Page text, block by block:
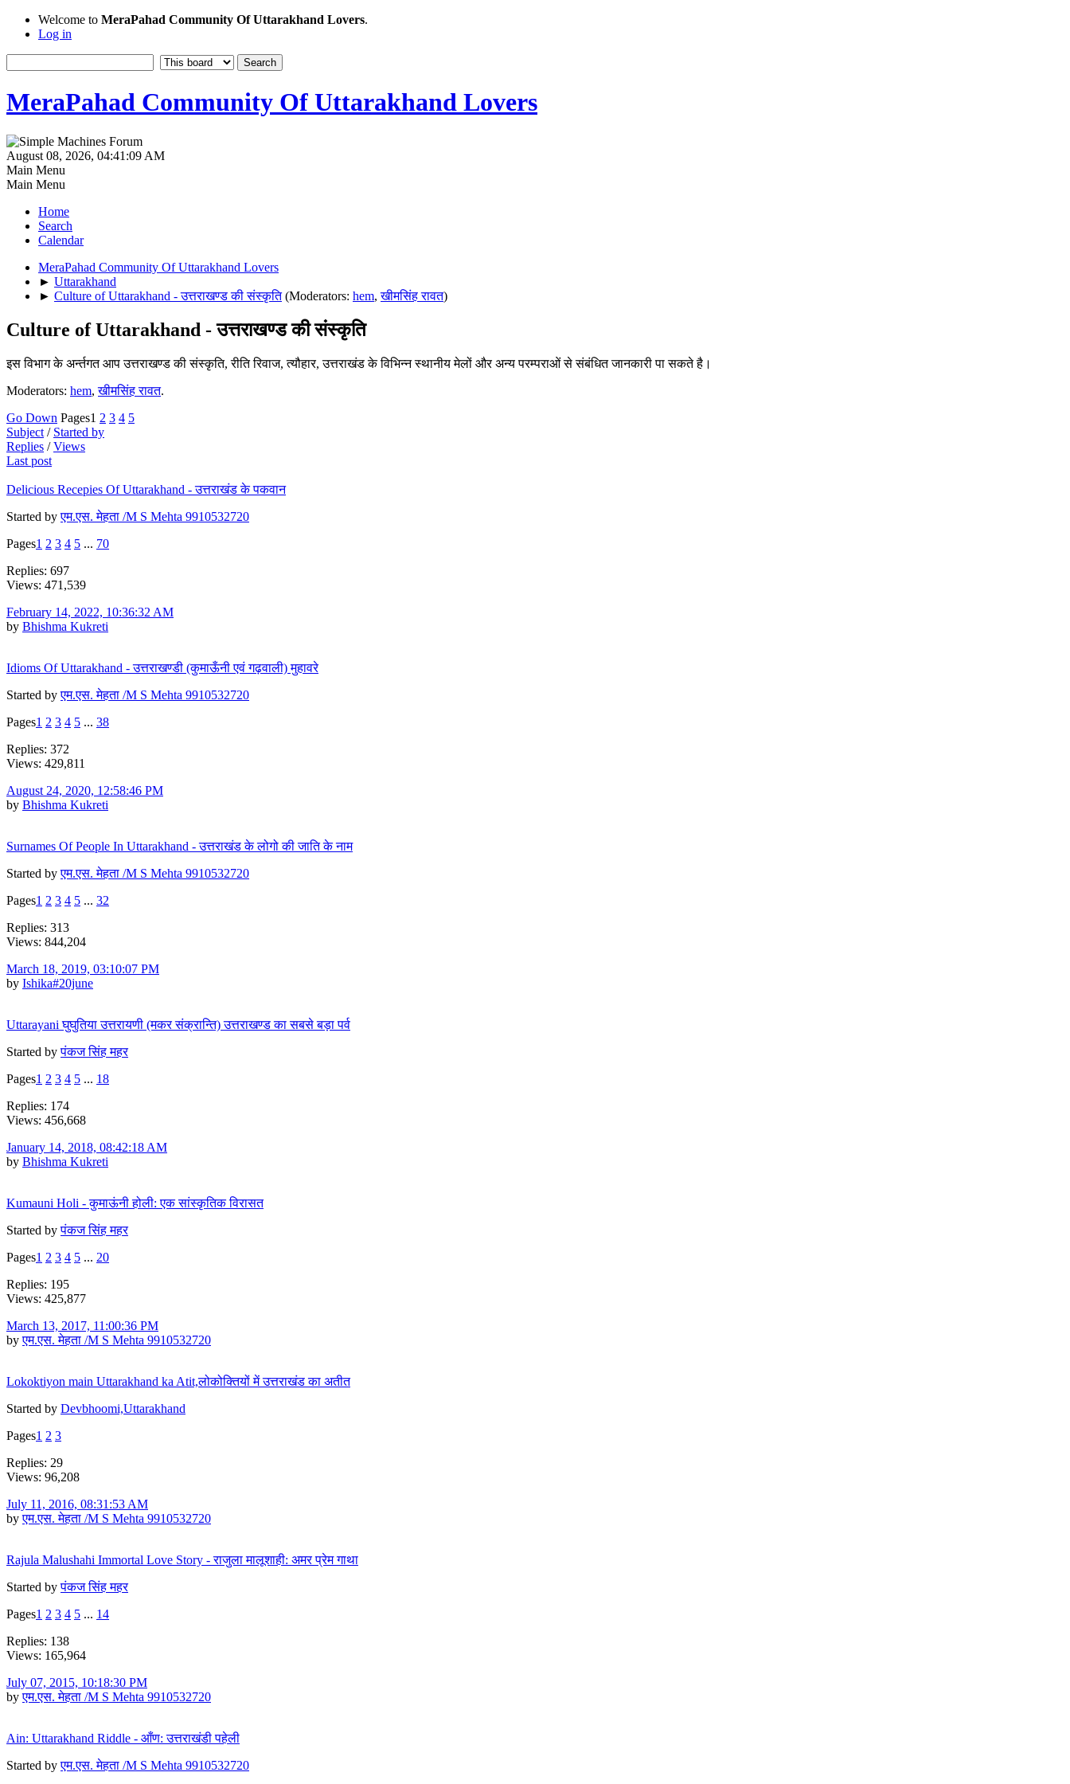
Welcome to MeraPahad Community Of Uttarakhand Lovers.
Log in
MeraPahad Community Of Uttarakhand Lovers
August 08, 2026, 04:41:09 AM
Main Menu
Main Menu
Home
Search
Calendar
MeraPahad Community Of Uttarakhand Lovers
► Uttarakhand
► Culture of Uttarakhand - उत्तराखण्ड की संस्कृति (Moderators: hem,खीमसिंह रावत)
Culture of Uttarakhand - उत्तराखण्ड की संस्कृति
इस विभाग के अर्न्तगत आप उत्तराखण्ड की संस्कृति, रीति रिवाज, त्यौहार, उत्तराखंड के विभिन्न स्थानीय मेलों और अन्य परम्पराओं से संबंधित जानकारी पा सकते है।
Moderators: hem,खीमसिंह रावत.
Go Down Pages1 2 3 4 5
Subject / Started by
Replies /Views
Last post
Delicious Recepies Of Uttarakhand - उत्तराखंड के पकवान
Started byएम.एस. मेहता /M S Mehta 9910532720
Pages1 2 3 4 5 ... 70
Replies: 697
Views: 471,539
February 14, 2022, 10:36:32 AM
by Bhishma Kukreti
Idioms Of Uttarakhand - उत्तराखण्डी (कुमाऊँनी एवं गढ़वाली) मुहावरे
Started byएम.एस. मेहता /M S Mehta 9910532720
Pages1 2 3 4 5 ... 38
Replies: 372
Views: 429,811
August 24, 2020, 12:58:46 PM
by Bhishma Kukreti
Surnames Of People In Uttarakhand - उत्तराखंड के लोगो की जाति के नाम
Started byएम.एस. मेहता /M S Mehta 9910532720
Pages1 2 3 4 5 ... 32
Replies: 313
Views: 844,204
March 18, 2019, 03:10:07 PM
by Ishika#20june
Uttarayani घुघुतिया उत्तरायणी (मकर संक्रान्ति) उत्तराखण्ड का सबसे बड़ा पर्व
Started byपंकज सिंह महर
Pages1 2 3 4 5 ... 18
Replies: 174
Views: 456,668
January 14, 2018, 08:42:18 AM
by Bhishma Kukreti
Kumauni Holi - कुमाऊंनी होली: एक सांस्कृतिक विरासत
Started byपंकज सिंह महर
Pages1 2 3 4 5 ... 20
Replies: 195
Views: 425,877
March 13, 2017, 11:00:36 PM
byएम.एस. मेहता /M S Mehta 9910532720
Lokoktiyon main Uttarakhand ka Atit,लोकोक्तियों में उत्तराखंड का अतीत
Started by Devbhoomi,Uttarakhand
Pages1 2 3
Replies: 29
Views: 96,208
July 11, 2016, 08:31:53 AM
byएम.एस. मेहता /M S Mehta 9910532720
Rajula Malushahi Immortal Love Story - राजुला मालूशाही: अमर प्रेम गाथा
Started byपंकज सिंह महर
Pages1 2 3 4 5 ... 14
Replies: 138
Views: 165,964
July 07, 2015, 10:18:30 PM
byएम.एस. मेहता /M S Mehta 9910532720
Ain: Uttarakhand Riddle - आँण: उत्तराखंडी पहेली
Started byएम.एस. मेहता /M S Mehta 9910532720